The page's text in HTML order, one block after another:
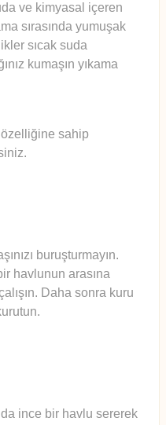
ve kimyasal içeren
sırasında yumuşak
sıcak suda
kumaşın yıkama
sahip
buruşturmayın.
havlunun arasına
Daha sonra kuru
da ince bir havlu sererek